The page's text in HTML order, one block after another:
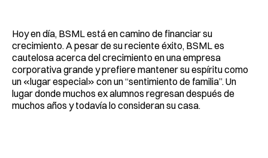
Hoy en día, BSML está en camino de financiar su
crecimiento. A pesar de su reciente éxito, BSML es
cautelosa acerca del crecimiento en una empresa
corporativa grande y prefiere mantener su espíritu como
un «lugar especial» con un “sentimiento de familia”. Un
lugar donde muchos ex alumnos regresan después de
muchos años y todavía lo consideran su casa.